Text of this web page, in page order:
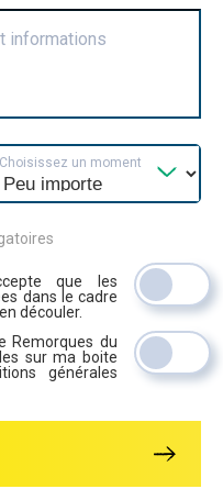
informations
Choisissez un moment
que les
dans le cadre
découler.
Remorques du
sur ma boite
générales